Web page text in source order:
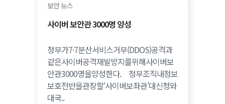
보안 뉴스
사이버 보안관 3000명 양성
정부가7·7분산서비스거부(DDOS)공격과
같은사이버공격재발방지를위해사이버보
안관3000명을양성한다. 정부조직내정보
보호전반을관장할‘사이버보좌관’대신청와
대국..